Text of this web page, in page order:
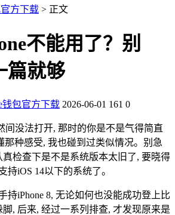
方下载 > 正文
不能用了？别
篇就够
钱包官方下载 2026-06-01 161 0
间没法打开, 那时的你是不是气得简直
那种感受, 我也碰到过类似情况。别急
检查下是不是系统版本太旧了, 要晓得
持iOS 14以下的系统了。
持iPhone 8, 无论如何也没能成功登上比
, 后来, 经过一系列排查, 才发现原来是